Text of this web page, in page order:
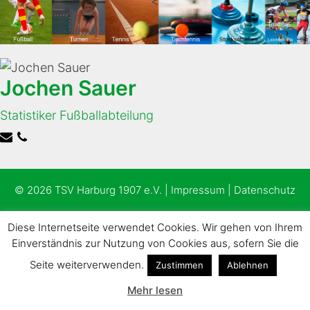
Jochen Sauer
Statistiker Fußballabteilung
© 2026 TSV Harburg 1907 e.V. | Impressum Datenschutz
Diese Internetseite verwendet Cookies. Wir gehen von Ihrem
Einverständnis zur Nutzung von Cookies aus, sofern Sie die
Seite weiterverwenden.
Zustimmen Ablehnen
Mehr lesen